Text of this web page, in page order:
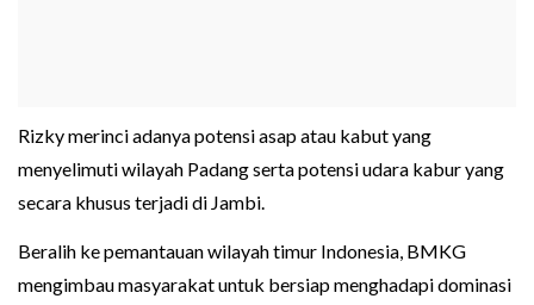
Rizky merinci adanya potensi asap atau kabut yang
menyelimuti wilayah Padang serta potensi udara kabur yang
secara khusus terjadi di Jambi.
Beralih ke pemantauan wilayah timur Indonesia, BMKG
mengimbau masyarakat untuk bersiap menghadapi dominasi